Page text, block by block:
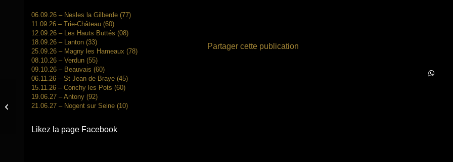
Partager cette publication
06.09.26 – Nesles la Gilberde (77)
11.09.26 – Trie-Château (60)
12.09.26 – Les Hauts Buttés (08)
18.09.26 – Lanton (33)
25.09.26 – Magny les Hameaux (78)
08.10.26 – Verdun (55)
09.10.26 – Beauvais (60)
06.11.26 – St Jean de Braye (45)
15.11.26 – Conchy les Pots (60)
19.06.27 – Antony (92)
21.06.27 – Nogent sur Seine (10)
Likez la page Facebook
20.04.23 – Montargis (45)